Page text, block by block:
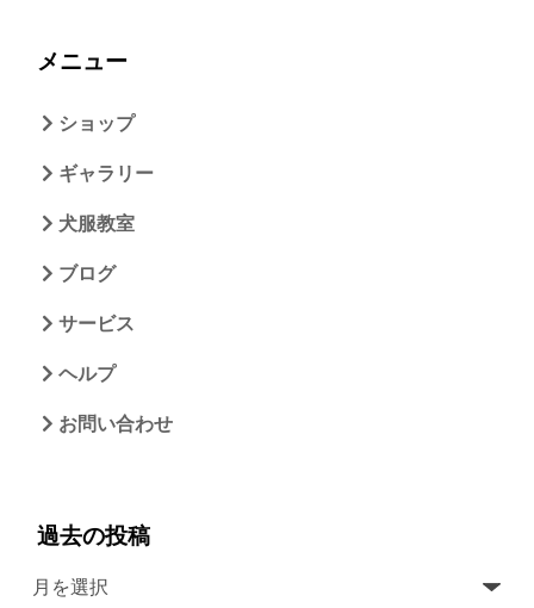
メニュー
ショップ
ギャラリー
犬服教室
ブログ
サービス
ヘルプ
お問い合わせ
過去の投稿